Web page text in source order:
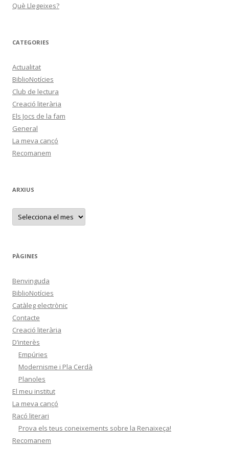
Què Llegeixes?
CATEGORIES
Actualitat
BiblioNotícies
Club de lectura
Creació literària
Els Jocs de la fam
General
La meva cançó
Recomanem
ARXIUS
A
x
PÀGINES
Benvinguda
BiblioNotícies
Catàleg electrònic
Contacte
Creació literària
D’interès
Empúries
Modernisme i Pla Cerdà
Planoles
El meu institut
La meva cançó
Racó literari
Prova els teus coneixements sobre la Renaixeça!
Recomanem